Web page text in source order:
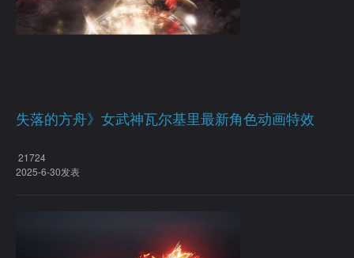
失落的方舟》女武神瓦尔基里最新角色动画特效
21724
2025-6-30发表